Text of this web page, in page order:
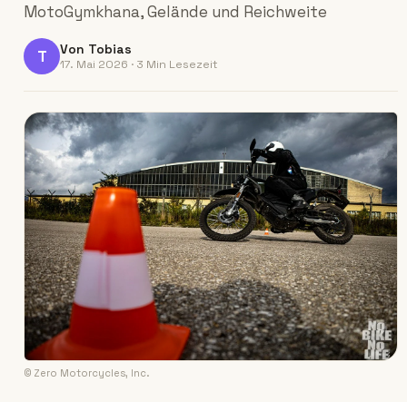
MotoGymkhana, Gelände und Reichweite
T Von Tobias
17. Mai 2026 · 3 Min Lesezeit
© Zero Motorcycles, Inc.